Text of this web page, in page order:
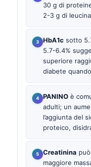
30 g di
2-3 g di
HbA1c sotto
5.7-6.4%
superiore
diabete
PANINO è
adulti; un
l’aggiunta del
proteico,
Creatinina
maggiore